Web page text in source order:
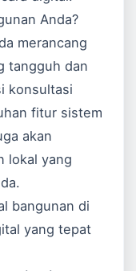
Anda?
merancang
tangguh dan
konsultasi
fitur sistem
akan
lokal yang
bangunan di
yang tepat